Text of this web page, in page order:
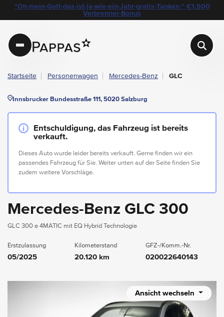
Navigation überspringen
Zum Hauptcontent
Zur Hauptnavigation springen
layout.table-of-content
Technische Daten
Fahrzeugausstattung
Leasing
Standort & Ansprechpartner
Garantie
Ihre Vorteile auf einen Blick
Das könnte Sie auch interessieren
Angebote & Aktionen bei Pappas
"Oh-mein-Gott-das-ist-ja-wie-ein-Jahr-gratis-Tanken-" €1.500
Verbrenner-Bonus
Pappas
Startseite Personenwagen Mercedes-Benz GLC
Innsbrucker Bundesstraße 111, 5020 Salzburg
Entschuldigung, das Fahrzeug ist bereits
verkauft.
Dieses Auto wurde leider bereits verkauft. Gerne finden wir ein
passendes Fahrzeug für Sie. Weiter unten auf der Seite finden Sie
zudem weitere Vorschläge.
Mercedes-Benz GLC 300
GLC 300 e 4MATIC mit EQ Hybrid Technologie
Erstzulassung
05/2025
Kilometerstand
20.120 km
GFZ-/Komm.-Nr.
020022640143
Ansicht wechseln